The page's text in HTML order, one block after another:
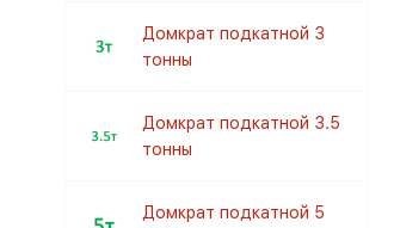
Домкрат подкатной 3
тонны
Домкрат подкатной 3.5
тонны
Домкрат подкатной 5